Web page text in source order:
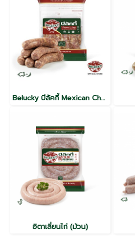
Belucky บีลัคกี้ Mexican Chorizo Sausage เม็กซิกัน โซริโซ่
อิตาเลี่ยนไก่ (ม้วน)